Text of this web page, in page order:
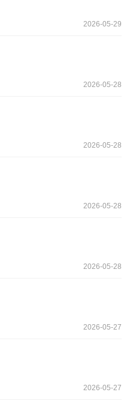
2026-05-29
2026-05-28
2026-05-28
2026-05-28
2026-05-28
2026-05-27
2026-05-27